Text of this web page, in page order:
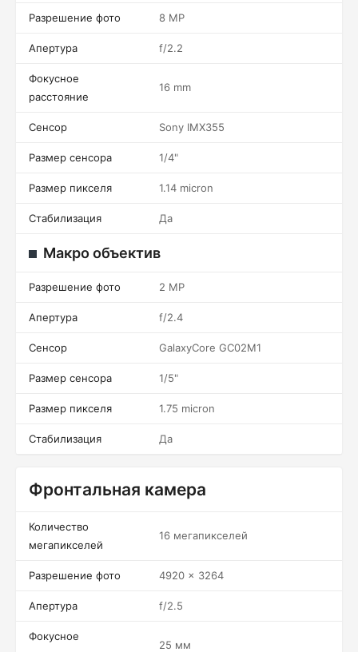
Разрешение фото 8 MP
Апертура f/2.2
Фокусное
расстояние
16 mm
Сенсор Sony IMX355
Размер сенсора 1/4"
Размер пикселя 1.14 micron
Стабилизация Да
Макро объектив
Разрешение фото 2 MP
Апертура f/2.4
Сенсор GalaxyCore GC02M1
Размер сенсора 1/5"
Размер пикселя 1.75 micron
Стабилизация Да
Фронтальная камера
Количество
мегапикселей
16 мегапикселей
Разрешение фото 4920 x 3264
Апертура f/2.5
Фокусное
25 мм